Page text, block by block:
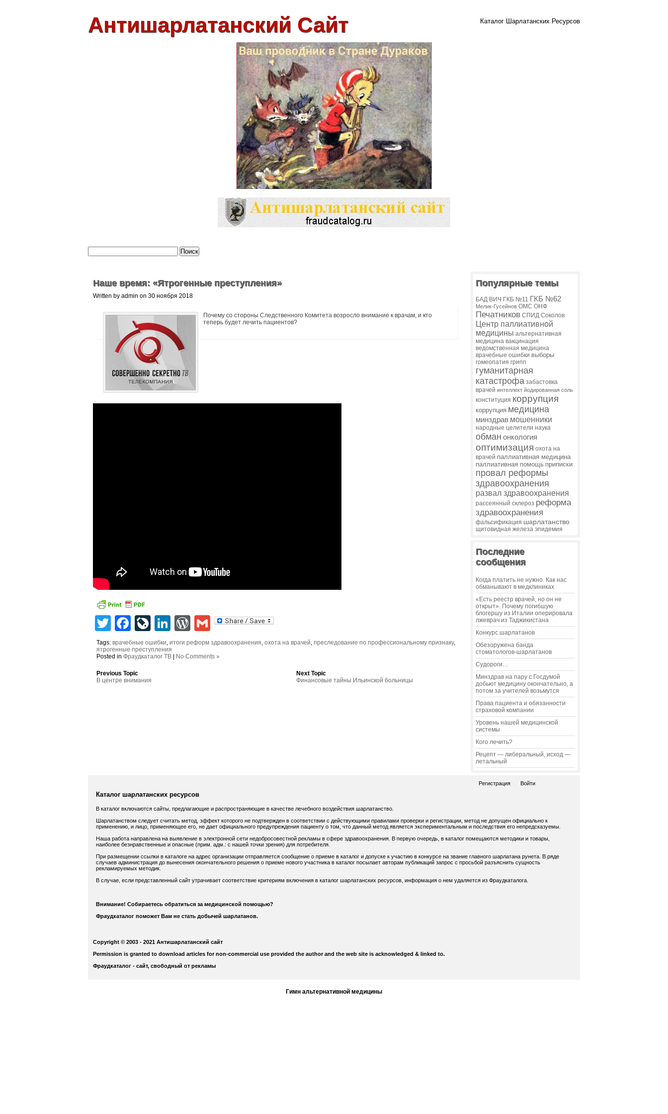
Антишарлатанский Сайт Каталог Шарлатанских Ресурсов
Наше время: «Ятрогенные преступления»
Written by admin on 30 ноября 2018
Почему со стороны Следственного Комитета возросло внимание к врачам, и кто
теперь будет лечить пациентов?
TwitterFacebook
LiveJournal
LinkedIn
WordPress
Gmail
Tags:врачебные ошибки,итоги реформ здравоохранения,охота на врачей,преследование по профессиональному признаку,
ятрогенные преступления
Posted inФраудкаталог ТВ No Comments »
Previous Topic
В центре внимания
Next Topic
Финансовые тайны Ильинской больницы
Популярные темы
БАД ВИЧ ГКБ №11 ГКБ №62
Мелик-Гусейнов ОМС ОНФ
Печатников СПИД Соколов
Центр паллиативной
медицины альтернативная
медицина вакцинация
ведомственная медицина
врачебные ошибки выборы
гомеопатия грипп
гуманитарная
катастрофа забастовка
врачей интеллект йодированная соль
конституция коррупция
коррупция медицина
минздрав мошенники
народные целители наука
обман онкология
оптимизация охота на
врачей паллиативная медицина
паллиативная помощь приписки
провал реформы
здравоохранения
развал здравоохранения
рассеянный склероз реформа
здравоохранения
фальсификация шарлатанство
щитовидная железа эпидемия
Последние
сообщения
Когда платить не нужно. Как нас
обманывают в медклиниках
«Есть реестр врачей, но он не
открыт». Почему погибшую
блогершу из Италии оперировала
лжеврач из Таджикистана
Конкурс шарлатанов
Обезоружена банда
стоматологов-шарлатанов
Судороги…
Минздрав на пару с Госдумой
добьют медицину окончательно, а
потом за учителей возьмутся
Права пациента и обязанности
страховой компании
Уровень нашей медицинской
системы
Кого лечить?
Рецепт — либеральный, исход —
летальный
Регистрация Войти
Каталог шарлатанских ресурсов
В каталог включаются сайты, предлагающие и распространяющие в качестве лечебного воздействия шарлатанство.
Шарлатанством следует считать метод, эффект которого не подтвержден в соответствии с действующими правилами проверки и регистрации, метод не допущен официально к
применению, и лицо, применяющее его, не дает официального предупреждения пациенту о том, что данный метод является экспериментальным и последствия его непредсказуемы.
Наша работа направлена на выявление в электронной сети недобросовестной рекламы в сфере здравоохранения. В первую очередь, в каталог помещаются методики и товары,
наиболее безнравственные и опасные (прим. адм.: с нашей точки зрения) для потребителя.
При размещении ссылки в каталоге на адрес организации отправляется сообщение о приеме в каталог и допуске к участию в конкурсе на звание главного шарлатана рунета. В ряде
случаев администрация до вынесения окончательного решения о приеме нового участника в каталог посылает авторам публикаций запрос с просьбой разъяснить сущность
рекламируемых методик.
В случае, если представленный сайт утрачивает соответствие критериям включения в каталог шарлатанских ресурсов, информация о нем удаляется из Фраудкаталога.
Внимание! Собираетесь обратиться за медицинской помощью?
Фраудкаталог поможет Вам не стать добычей шарлатанов.
Copyright © 2003 - 2021 Антишарлатанский сайт
Permission is granted to download articles for non-commercial use provided the author and the web site is acknowledged & linked to.
Фраудкаталог - сайт, свободный от рекламы
Гимн альтернативной медицины